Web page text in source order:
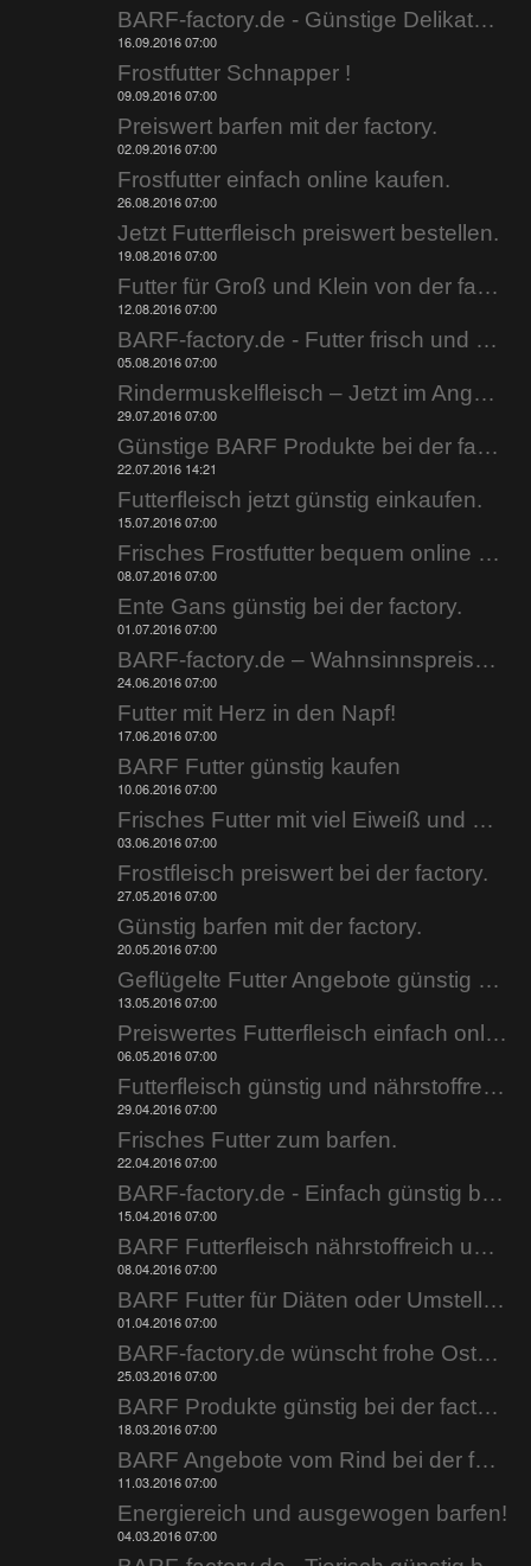
BARF-factory.de - Günstige Delikatessen.
16.09.2016 07:00
Frostfutter Schnapper !
09.09.2016 07:00
Preiswert barfen mit der factory.
02.09.2016 07:00
Frostfutter einfach online kaufen.
26.08.2016 07:00
Jetzt Futterfleisch preiswert bestellen.
19.08.2016 07:00
Futter für Groß und Klein von der factory rein.
12.08.2016 07:00
BARF-factory.de - Futter frisch und günstig.
05.08.2016 07:00
Rindermuskelfleisch – Jetzt im Angebot.
29.07.2016 07:00
Günstige BARF Produkte bei der factory.
22.07.2016 14:21
Futterfleisch jetzt günstig einkaufen.
15.07.2016 07:00
Frisches Frostfutter bequem online kaufen.
08.07.2016 07:00
Ente Gans günstig bei der factory.
01.07.2016 07:00
BARF-factory.de – Wahnsinnspreise zur Wahnsinnshitze.
24.06.2016 07:00
Futter mit Herz in den Napf!
17.06.2016 07:00
BARF Futter günstig kaufen
10.06.2016 07:00
Frisches Futter mit viel Eiweiß und wenig Fett!
03.06.2016 07:00
Frostfleisch preiswert bei der factory.
27.05.2016 07:00
Günstig barfen mit der factory.
20.05.2016 07:00
Geflügelte Futter Angebote günstig bestellen.
13.05.2016 07:00
Preiswertes Futterfleisch einfach online bestellen.
06.05.2016 07:00
Futterfleisch günstig und nährstoffreich.
29.04.2016 07:00
Frisches Futter zum barfen.
22.04.2016 07:00
BARF-factory.de - Einfach günstig barfen.
15.04.2016 07:00
BARF Futterfleisch nährstoffreich und fettarm.
08.04.2016 07:00
BARF Futter für Diäten oder Umstellung..
01.04.2016 07:00
BARF-factory.de wünscht frohe Ostern.
25.03.2016 07:00
BARF Produkte günstig bei der factory.
18.03.2016 07:00
BARF Angebote vom Rind bei der factory.
11.03.2016 07:00
Energiereich und ausgewogen barfen!
04.03.2016 07:00